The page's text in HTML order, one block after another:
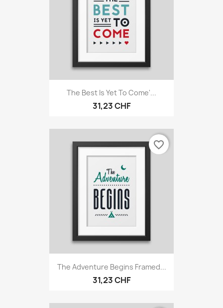
The Best Is Yet To Come'...
31,23 CHF
The Adventure Begins Framed...
31,23 CHF
favorite_border